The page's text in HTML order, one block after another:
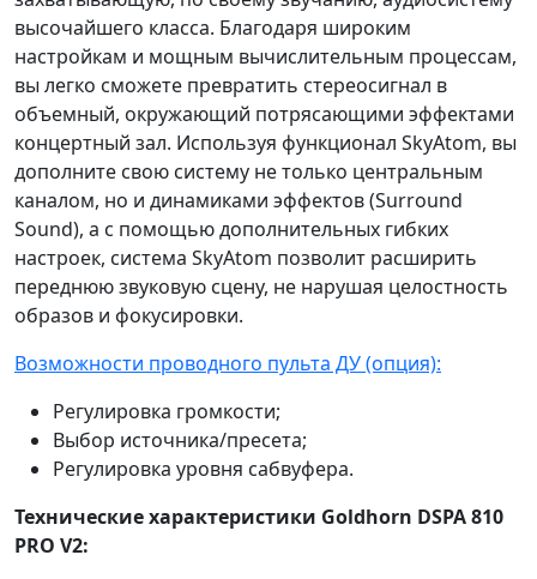
высочайшего класса. Благодаря широким
настройкам и мощным вычислительным процессам,
вы легко сможете превратить стереосигнал в
объемный, окружающий потрясающими эффектами
концертный зал. Используя функционал SkyAtom, вы
дополните свою систему не только центральным
каналом, но и динамиками эффектов (Surround
Sound), а с помощью дополнительных гибких
настроек, система SkyAtom позволит расширить
переднюю звуковую сцену, не нарушая целостность
образов и фокусировки.
Возможности проводного пульта ДУ (опция):
Регулировка громкости;
Выбор источника/пресета;
Регулировка уровня сабвуфера.
Технические характеристики Goldhorn DSPA 810
PRO V2: